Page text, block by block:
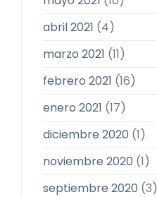
abril 2021 (4)
marzo 2021 (11)
febrero 2021 (16)
enero 2021 (17)
diciembre 2020 (1)
noviembre 2020 (1)
septiembre 2020 (3)